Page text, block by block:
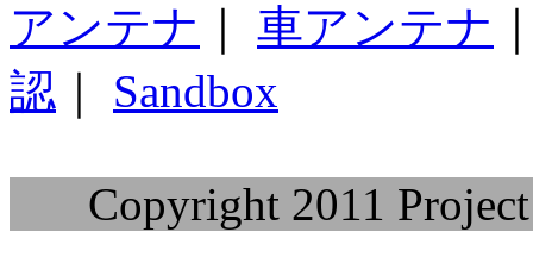
アンテナ
車アンテナ
認
Sandbox
Copyright 2011